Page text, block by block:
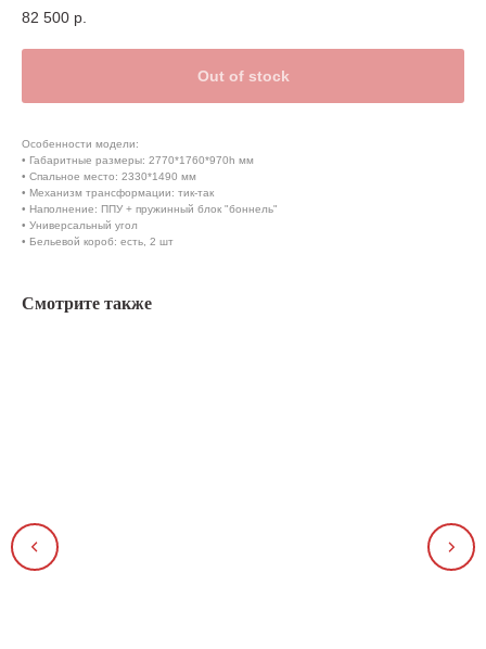
82 500 р.
Out of stock
Особенности модели:
• Габаритные размеры: 2770*1760*970h мм
• Спальное место: 2330*1490 мм
• Механизм трансформации: тик-так
• Наполнение: ППУ + пружинный блок "боннель"
• Универсальный угол
• Бельевой короб: есть, 2 шт
Смотрите также